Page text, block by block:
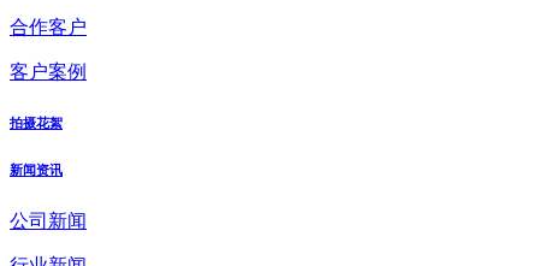
合作客户
客户案例
拍摄花絮
新闻资讯
公司新闻